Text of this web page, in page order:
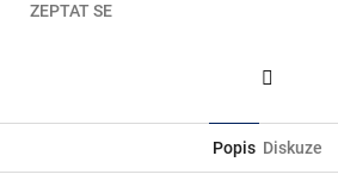
ZEPTAT SE
Popis Diskuze